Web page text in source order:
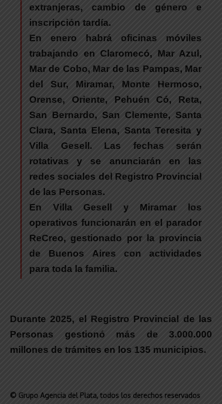
extranjeras, cambio de género e
inscripción tardía.
En enero habrá oficinas móviles
trabajando en Claromecó, Mar Azul,
Mar de Cobo, Mar de las Pampas, Mar
del Sur, Miramar, Monte Hermoso,
Orense, Oriente, Pehuén Có, Reta,
San Bernardo, San Clemente, Santa
Clara, Santa Elena, Santa Teresita y
Villa Gesell. Las fechas serán
rotativas y se anunciarán en las
redes sociales del Registro Provincial
de las Personas.
En Villa Gesell y Miramar los
operativos funcionarán en el parador
ReCreo, gestionado por la provincia
de Buenos Aires con actividades
para toda la familia.
Durante 2025, el Registro Provincial de las
Personas gestionó más de 3.000.000
millones de trámites en los 135 municipios.
© Grupo Agencia del Plata, todos los derechos reservados